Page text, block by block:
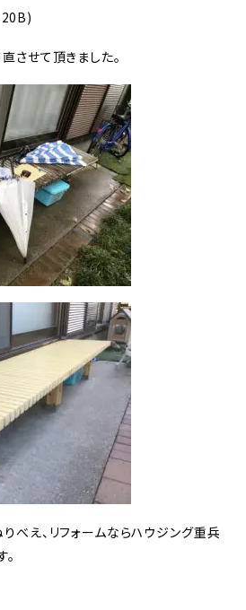
させて頂きました。
べえ、リフォームならハウジング重兵